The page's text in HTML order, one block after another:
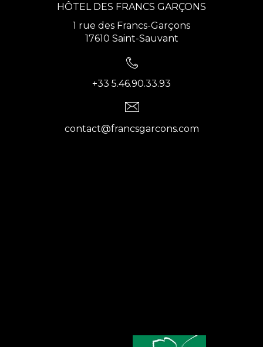
HÔTEL DES FRANCS GARÇONS
1 rue des Francs-Garçons
17610 Saint-Sauvant
+33 5.46.90.33.93
contact@francsgarcons.com